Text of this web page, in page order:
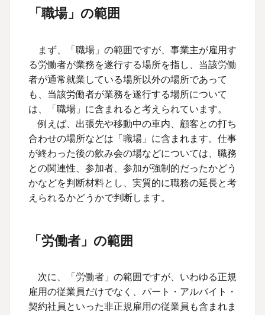
「職場」の範囲
まず、「職場」の範囲ですが、事業主が雇用す
る労働者が業務を遂行する場所を指し、当該労働
者が通常就業している場所以外の場所であって
も、当該労働者が業務を遂行する場所について
は、「職場」に含まれると考えられています。
例えば、出張先や移動中の車内、顧客との打ち
合わせの場所などは「職場」に含まれます。仕事
が終わった後の飲み会の場などについては、職務
との関連性、参加者、参加が強制的だったかどう
かなどを判断材料とし、実質的に職務の延長と考
えられるかどうかで判断します。
「労働者」の範囲
次に、「労働者」の範囲ですが、いわゆる正規
雇用の従業員だけでなく、パート・アルバイト・
契約社員といった非正規雇用の従業員も含まれま